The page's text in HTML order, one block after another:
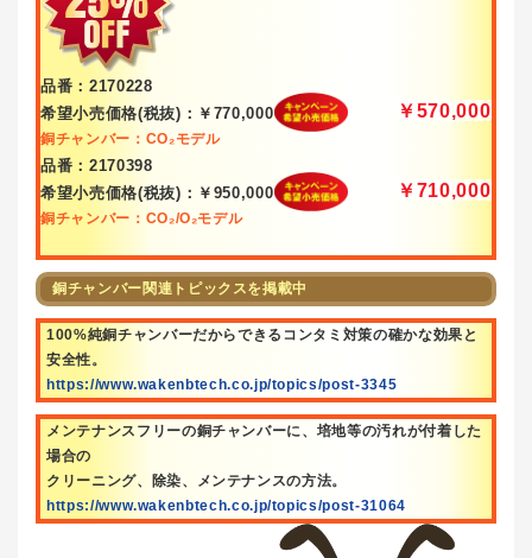
品番：2170228
希望小売価格(税抜)：￥770,000
￥570,000
銅チャンバー：CO₂モデル
品番：2170398
希望小売価格(税抜)：￥950,000
￥710,000
銅チャンバー：CO₂/O₂モデル
銅チャンバー関連トピックスを掲載中
100%純銅チャンバーだからできるコンタミ対策の確かな効果と
安全性。
https://www.wakenbtech.co.jp/topics/post-3345
メンテナンスフリーの銅チャンバーに、培地等の汚れが付着した
場合の
クリーニング、除染、メンテナンスの方法。
https://www.wakenbtech.co.jp/topics/post-31064